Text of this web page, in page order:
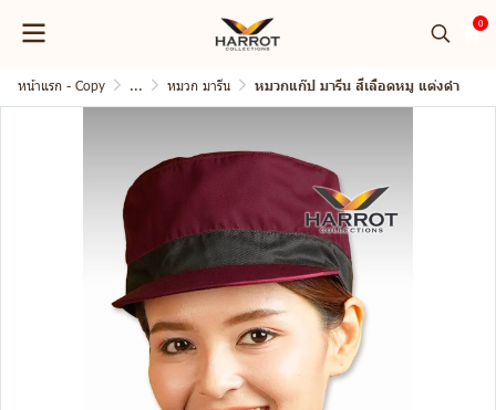
0
หน้าแรก - Copy ... หมวก มารีน หมวกแก๊ป มารีน สีเลือดหมู แต่งดำ